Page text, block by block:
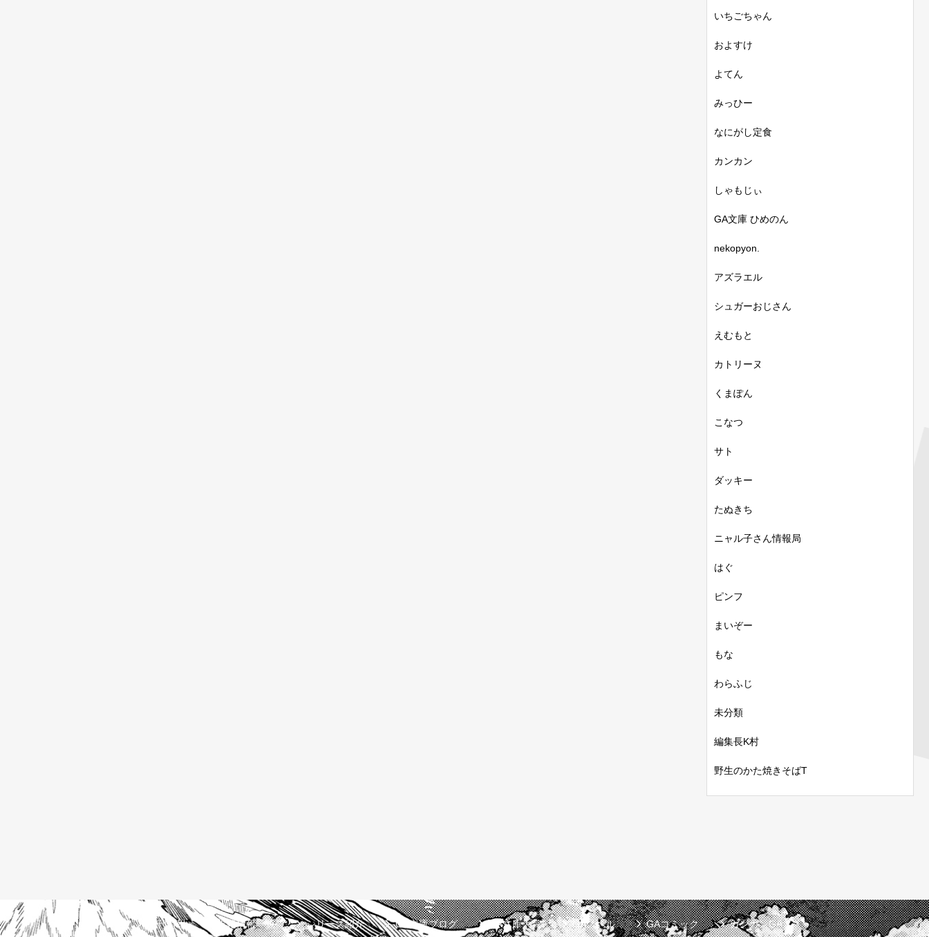
いちごちゃん
およすけ
よてん
みっひー
なにがし定食
カンカン
しゃもじぃ
GA文庫 ひめのん
nekopyon.
アズラエル
シュガーおじさん
えむもと
カトリーヌ
くまぽん
こなつ
サト
ダッキー
たぬきち
ニャル子さん情報局
はぐ
ピンフ
まいぞー
もな
わらふじ
未分類
編集長K村
野生のかた焼きそばT
新刊情報 書籍情報一覧 シリーズ紹介 GA文庫ブログ GA文庫大賞 GAノベル GAコミック ガンガンGA